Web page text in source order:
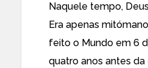
Naquele tempo,
Era apenas
feito o Mundo em 6
quatro anos antes da